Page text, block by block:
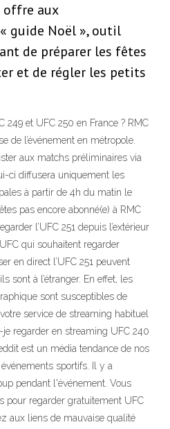
offre aux
guide Noël », outil
de préparer les fêtes
et de régler les petits
et UFC 250 en France ? RMC
de l’événement en métropole.
aux matchs préliminaires via
ci diffusera uniquement les
à partir de 4h du matin le
pas encore abonné(e) à RMC
l’UFC 251 depuis l’extérieur
qui souhaitent regarder
en direct l’UFC 251 peuvent
sont à l’étranger. En effet, les
sont susceptibles de
service de streaming habituel
je regarder en streaming UFC 240
est un média tendance de nos
sportifs. Il y a
pendant l'événement. Vous
pour regarder gratuitement UFC
aux liens de mauvaise qualité